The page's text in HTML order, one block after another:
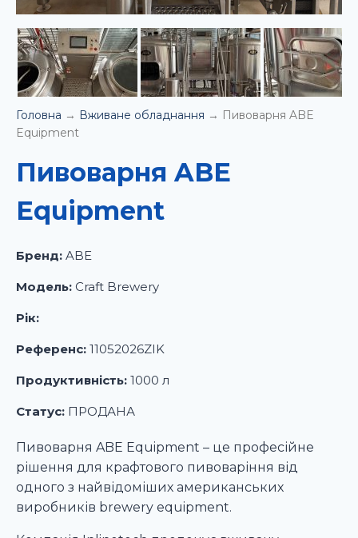
Головна → Вживане обладнання → Пивоварня ABE
Equipment
Пивоварня ABE
Equipment
Бренд: ABE
Модель: Craft Brewery
Рік:
Референс: 11052026ZIK
Продуктивність: 1000 л
Статус: ПРОДАНА
Пивоварня ABE Equipment – це професійне
рішення для крафтового пивоваріння від
одного з найвідоміших американських
виробників brewery equipment.